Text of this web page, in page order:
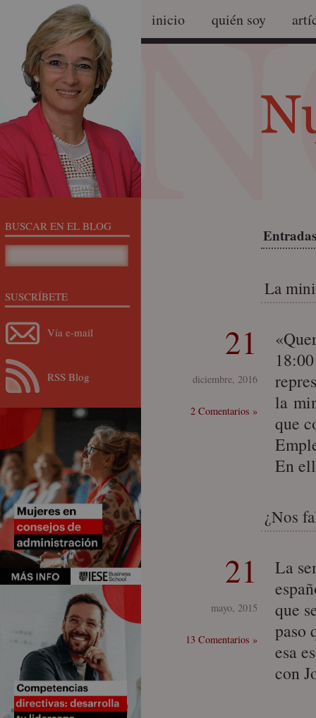
inicio quién soy
La
21
diciembre, 2016
2 Comentarios »
la
que
En
¿Nos
21
mayo, 2015
13 Comentarios »
La
que
paso
esa
con
BUSCAR EN EL BLOG
SUSCRÍBETE
Vía e-mail
RSS Blog